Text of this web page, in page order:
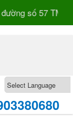
số 57 TML